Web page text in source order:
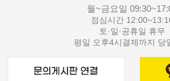
월~금요일
점심시간
토·일·공휴일 휴무
평일 오후4시결제까지 당